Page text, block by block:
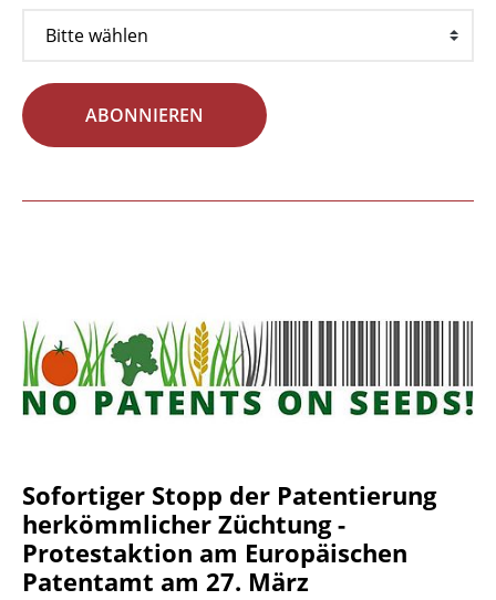
ABONNIEREN
Sofortiger Stopp der Patentierung
herkömmlicher Züchtung -
Protestaktion am Europäischen
Patentamt am 27. März